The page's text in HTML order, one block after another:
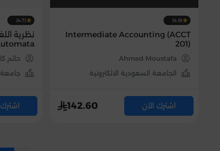
(4.9)
Intermediate Accounting (ACCT
201)
Ahmed Moustafa
الجامعة السعودية الالكترونية
اشترك الآن 142.60
(4.7)
حاتم